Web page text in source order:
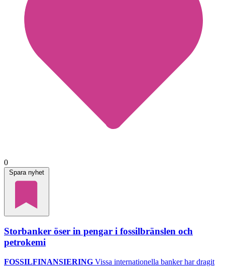
0
Spara nyhet
Storbanker öser in pengar i fossilbränslen och
petrokemi
FOSSILFINANSIERING Vissa internationella banker har dragit